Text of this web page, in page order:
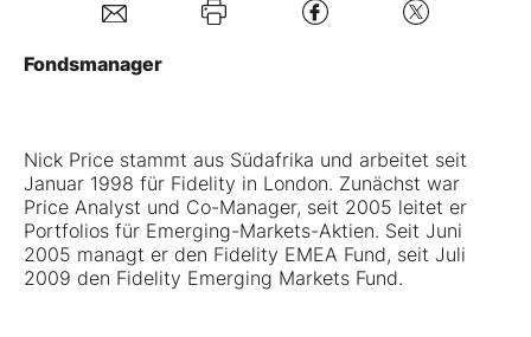
Mein Konto
Kontakt
Fondsmanager
Nick Price stammt aus Südafrika und arbeitet seit
Januar 1998 für Fidelity in London. Zunächst war
Price Analyst und Co-Manager, seit 2005 leitet er
Portfolios für Emerging-Markets-Aktien. Seit Juni
2005 managt er den Fidelity EMEA Fund, seit Juli
2009 den Fidelity Emerging Markets Fund.